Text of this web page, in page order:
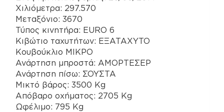
Χιλιόμετρα: 297.570
Μεταξόνιο: 3670
Τύπος κινητήρα: EURO 6
Κιβώτιο ταχυτήτων: ΕΞΑΤΑΧΥΤΟ
Κουβούκλιο ΜΙΚΡΟ
Ανάρτηση μπροστά: ΑΜΟΡΤΕΣΕΡ
Ανάρτηση πίσω: ΣΟΥΣΤΑ
Μικτό βάρος: 3500 Kg
Απόβαρο οχήματος: 2705 Kg
Ωφέλιμο: 795 Kg